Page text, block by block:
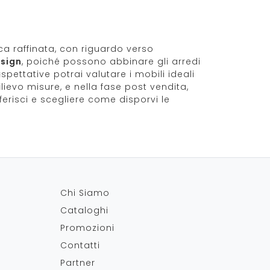
raffinata, con riguardo verso
, poiché possono abbinare gli arredi
potrai valutare i mobili ideali
misure, e nella fase post vendita,
e scegliere come disporvi le
Chi Siamo
Cataloghi
Promozioni
Contatti
Partner